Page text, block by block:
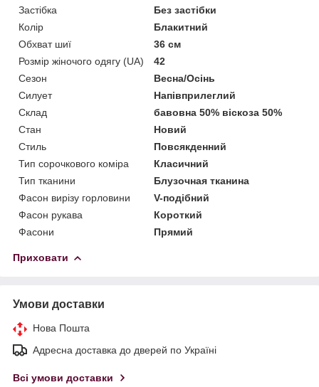
Застібка
Без застібки
Колір
Блакитний
Обхват шиї
36 см
Розмір жіночого одягу (UA)
42
Сезон
Весна/Осінь
Силует
Напівприлеглий
Склад
бавовна 50% віскоза 50%
Стан
Новий
Стиль
Повсякденний
Тип сорочкового коміра
Класичний
Тип тканини
Блузочная тканина
Фасон вирізу горловини
V-подібний
Фасон рукава
Короткий
Фасони
Прямий
Приховати
Умови доставки
Нова Пошта
Адресна доставка до дверей по Україні
Всі умови доставки